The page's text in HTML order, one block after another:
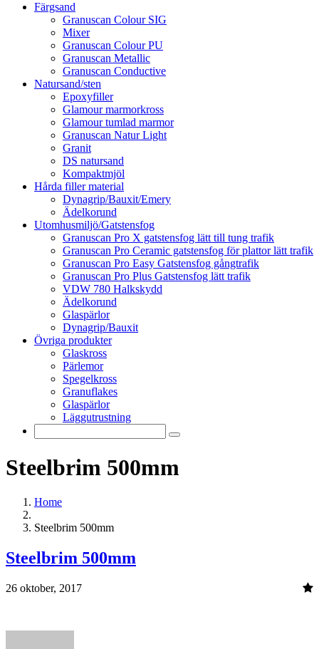
Färgsand
Granuscan Colour SIG
Mixer
Granuscan Colour PU
Granuscan Metallic
Granuscan Conductive
Natursand/sten
Epoxyfiller
Glamour marmorkross
Glamour tumlad marmor
Granuscan Natur Light
Granit
DS natursand
Kompaktmjöl
Hårda filler material
Dynagrip/Bauxit/Emery
Ädelkorund
Utomhusmiljö/Gatstensfog
Granuscan Pro X gatstensfog lätt till tung trafik
Granuscan Pro Ceramic gatstensfog för plattor lätt trafik
Granuscan Pro Easy Gatstensfog gångtrafik
Granuscan Pro Plus Gatstensfog lätt trafik
VDW 780 Halkskydd
Ädelkorund
Glaspärlor
Dynagrip/Bauxit
Övriga produkter
Glaskross
Pärlemor
Spegelkross
Granuflakes
Glaspärlor
Läggutrustning
Steelbrim 500mm
Home
Steelbrim 500mm
Steelbrim 500mm
26 oktober, 2017